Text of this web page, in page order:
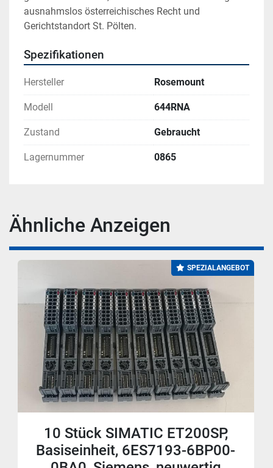
ausnahmslos österreichisches Recht und
Gerichtstandort St. Pölten.
Spezifikationen
Hersteller Rosemount
Modell 644RNA
Zustand Gebraucht
Lagernummer 0865
Ähnliche Anzeigen
SPEZIALANGEBOT
10 Stück SIMATIC ET200SP,
Basiseinheit, 6ES7193-6BP00-